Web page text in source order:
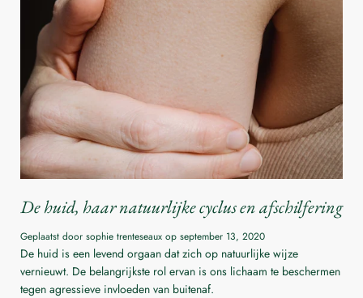
De huid, haar natuurlijke cyclus en afschilfering
Geplaatst door sophie trenteseaux op september 13, 2020
De huid is een levend orgaan dat zich op natuurlijke wijze
vernieuwt. De belangrijkste rol ervan is ons lichaam te beschermen
tegen agressieve invloeden van buitenaf.